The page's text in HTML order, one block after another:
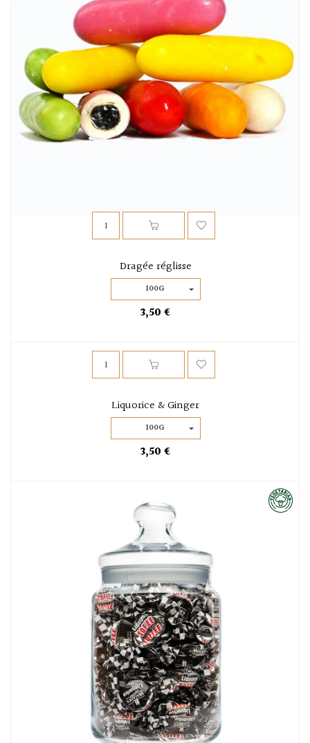
Dragée réglisse
100G
3,50 €
Liquorice & Ginger
100G
3,50 €